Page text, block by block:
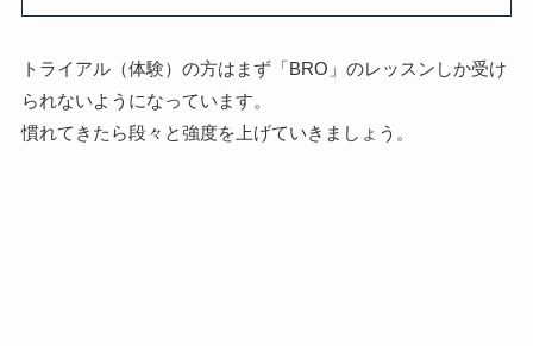
トライアル（体験）の方はまず「BRO」のレッスン しか受け
られないようになっています。
慣れてきたら段々と強度を上げていきましょう。